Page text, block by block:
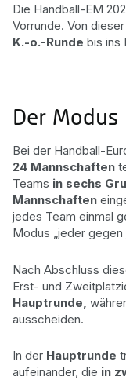
Die Handball-EM
Vorrunde. Von
K.-o.-Runde bis ins
Der Modus
Bei der Handball-
24 Mannschaften
Teams in sechs
Mannschaften
jedes Team einmal
Modus „jeder gegen
Nach Abschluss
Erst- und
Hauptrunde,
ausscheiden.
In der Hauptrunde
aufeinander, die in